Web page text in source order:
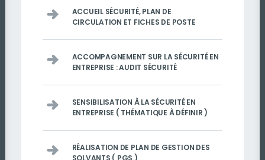
ACCUEIL SÉCURITÉ, PLAN DE
CIRCULATION ET FICHES DE POSTE
ACCOMPAGNEMENT SUR LA SÉCURITÉ EN
ENTREPRISE : AUDIT SÉCURITÉ
SENSIBILISATION À LA SÉCURITÉ EN
ENTREPRISE ( THÉMATIQUE À DÉFINIR )
RÉALISATION DE PLAN DE GESTION DES
SOLVANTS ( PGS )